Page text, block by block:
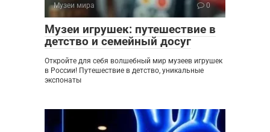
Музеи мира 0
Музеи игрушек: путешествие в
детство и семейный досуг
Откройте для себя волшебный мир музеев игрушек
в России! Путешествие в детство, уникальные
экспонаты